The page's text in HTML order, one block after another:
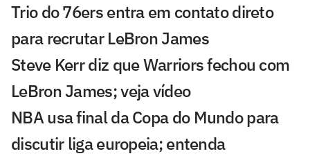
Trio do 76ers entra em contato direto
para recrutar LeBron James
Steve Kerr diz que Warriors fechou com
LeBron James; veja vídeo
NBA usa final da Copa do Mundo para
discutir liga europeia; entenda